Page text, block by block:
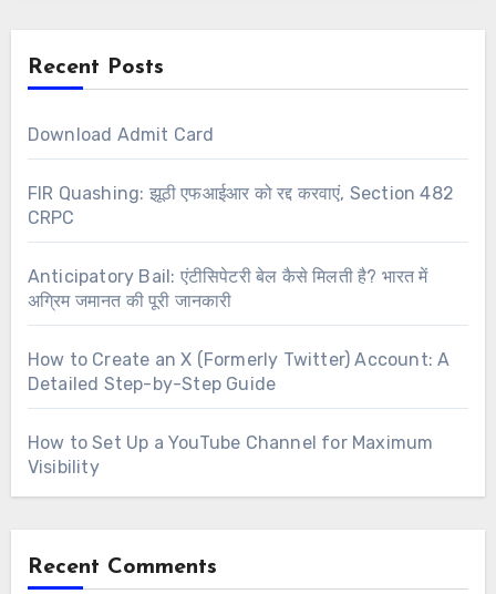
Recent Posts
Download Admit Card
FIR Quashing: झूठी एफआईआर को रद्द करवाएं, Section 482
CRPC
Anticipatory Bail: एंटीसिपेटरी बेल कैसे मिलती है? भारत में
अग्रिम जमानत की पूरी जानकारी
How to Create an X (Formerly Twitter) Account: A
Detailed Step-by-Step Guide
How to Set Up a YouTube Channel for Maximum
Visibility
Recent Comments